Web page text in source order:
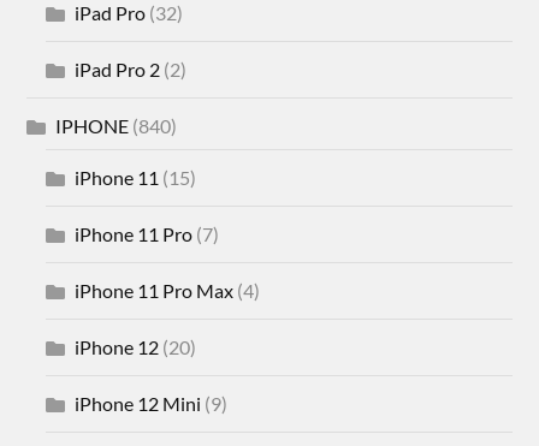
iPad Pro (32)
iPad Pro 2 (2)
IPHONE (840)
iPhone 11 (15)
iPhone 11 Pro (7)
iPhone 11 Pro Max (4)
iPhone 12 (20)
iPhone 12 Mini (9)